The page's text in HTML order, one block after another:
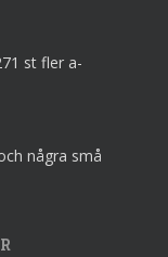
st fler a-
några små